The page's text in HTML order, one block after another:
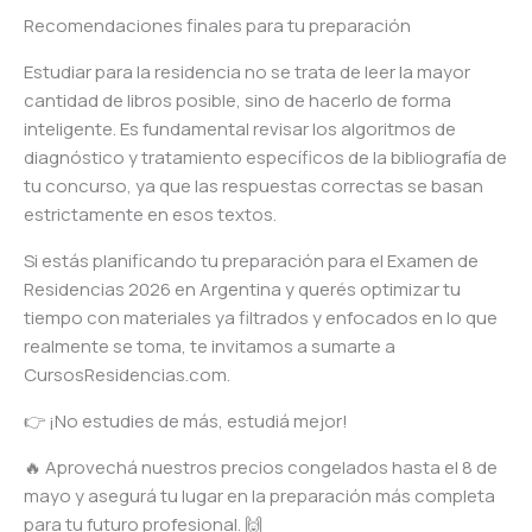
Recomendaciones finales para tu preparación
Estudiar para la residencia no se trata de leer la mayor
cantidad de libros posible, sino de hacerlo de forma
inteligente. Es fundamental revisar los algoritmos de
diagnóstico y tratamiento específicos de la bibliografía de
tu concurso, ya que las respuestas correctas se basan
estrictamente en esos textos.
Si estás planificando tu preparación para el Examen de
Residencias 2026 en Argentina y querés optimizar tu
tiempo con materiales ya filtrados y enfocados en lo que
realmente se toma, te invitamos a sumarte a
CursosResidencias.com.
👉 ¡No estudies de más, estudiá mejor!
🔥 Aprovechá nuestros precios congelados hasta el 8 de
mayo y asegurá tu lugar en la preparación más completa
para tu futuro profesional. 🙌